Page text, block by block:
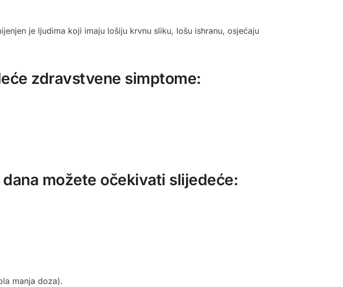
je ljudima koji imaju lošiju krvnu sliku, lošu ishranu, osjećaju
zdravstvene simptome:
možete očekivati slijedeće:
manja doza).